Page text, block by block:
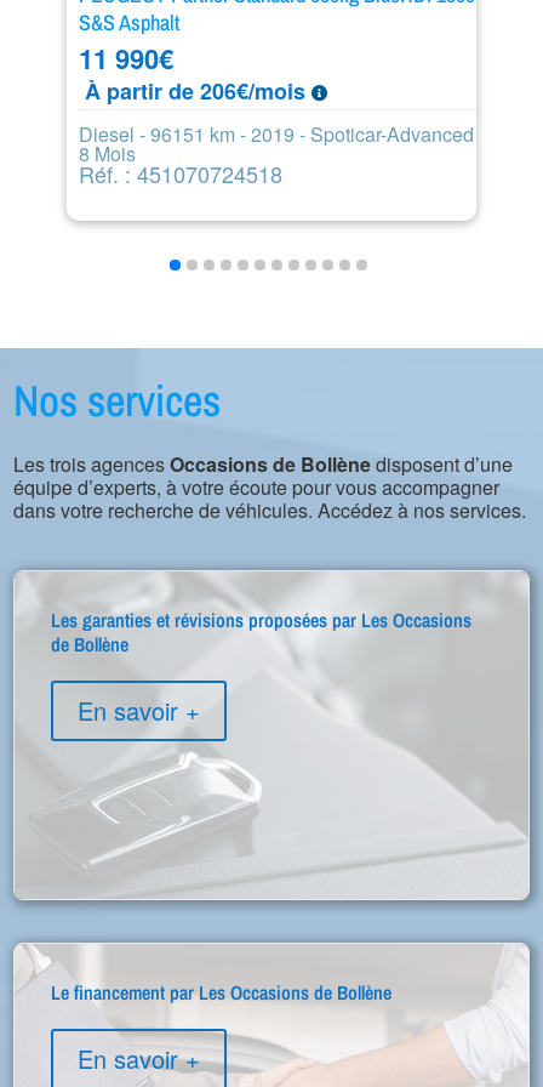
S&S Asphalt
11 990€
À partir de 206€/mois
Diesel - 96151 km - 2019 - Spoticar-Advanced
8 Mois
Réf. : 451070724518
Nos services
Les trois agencesOccasions de Bollènedisposent d’une
équipe d’experts, à votre écoute pour vous accompagner
dans votre recherche de véhicules. Accédez à nos services.
Les garanties et révisions proposées par Les Occasions
de Bollène
En savoir +
Le financement par Les Occasions de Bollène
En savoir +